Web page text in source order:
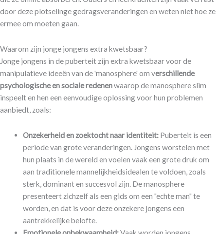
door deze plotselinge gedragsveranderingen en weten niet hoe ze
ermee om moeten gaan.
Waarom zijn jonge jongens extra kwetsbaar?
Jonge jongens in de puberteit zijn extra kwetsbaar voor de
manipulatieve ideeën van de 'manosphere' om verschillende
psychologische en sociale redenenwaarop de manosphere slim
inspeelt en hen een eenvoudige oplossing voor hun problemen
aanbiedt, zoals:​​
Onzekerheid en zoektocht naar identiteit:Puberteit is een
periode van grote veranderingen. Jongens worstelen met
hun plaats in de wereld en voelen vaak een grote druk om
aan traditionele mannelijkheidsidealen te voldoen, zoals
sterk, dominant en succesvol zijn. De manosphere
presenteert zichzelf als een gids om een "echte man" te
worden, en dat is voor deze onzekere jongens een
aantrekkelijke belofte.